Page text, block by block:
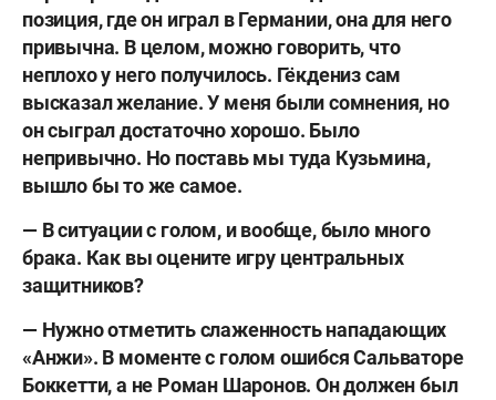
позиция, где он играл в Германии, она для него
привычна. В целом, можно говорить, что
неплохо у него получилось. Гёкдениз сам
высказал желание. У меня были сомнения, но
он сыграл достаточно хорошо. Было
непривычно. Но поставь мы туда Кузьмина,
вышло бы то же самое.
— В ситуации с голом, и вообще, было много
брака. Как вы оцените игру центральных
защитников?
— Нужно отметить слаженность нападающих
«Анжи». В моменте с голом ошибся Сальваторе
Боккетти, а не Роман Шаронов. Он должен был